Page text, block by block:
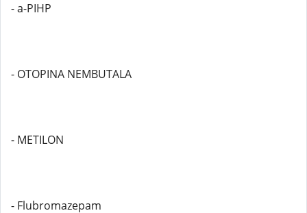
- a-PIHP
- OTOPINA NEMBUTALA
- METILON
- Flubromazepam